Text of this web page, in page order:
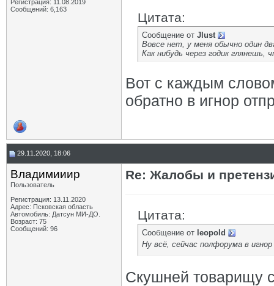
Регистрация: 11.08.2019
Сообщений: 6,163
Цитата:
Сообщение от Jlust
Вовсе нет, у меня обычно один
Как нибудь через годик
Вот с каждым
обратно в игнор
29.11.2020, 18:06
Владимииир
Пользователь
Регистрация: 13.11.2020
Адрес: Псковская область
Автомобиль: Датсун МИ-ДО.
Возраст: 75
Сообщений: 96
Re: Жалобы и
Цитата:
Сообщение от leopold
Ну всё, сейчас полфорума в
Скушней товарищу